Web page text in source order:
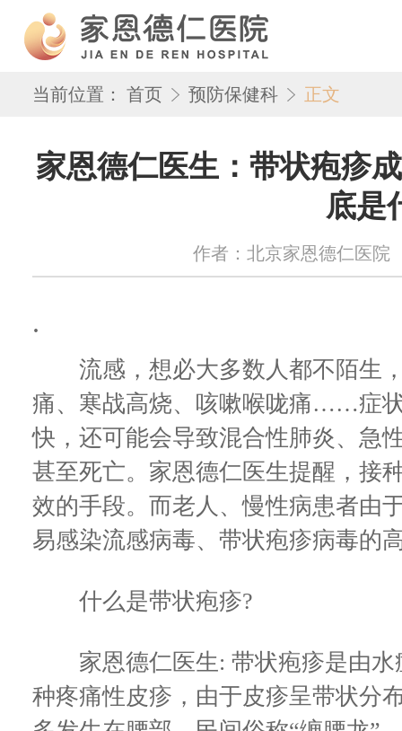
当前位置： 首页 预防保健科 正文
家恩德仁医生：带状疱疹
底是
作者：北京家恩德仁医院
.
流感，想必大多数人都不陌生，
痛、寒战高烧、咳嗽喉咙痛……症
快，还可能会导致混合性肺炎、急
甚至死亡。家恩德仁医生提醒，接
效的手段。而老人、慢性病患者由
易感染流感病毒、带状疱疹病毒的
什么是带状疱疹?
家恩德仁医生: 带状疱疹是由水
种疼痛性皮疹，由于皮疹呈带状分